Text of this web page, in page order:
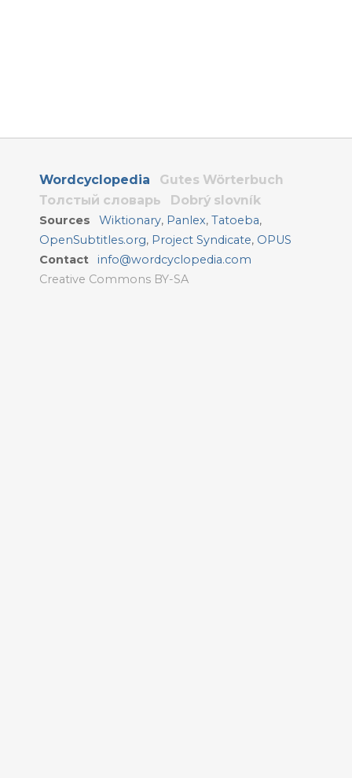
Wordcyclopedia
Gutes Wörterbuch
Толстый словарь
Dobrý slovník
Sources Wiktionary, Panlex,Tatoeba,
OpenSubtitles.org, Project Syndicate, OPUS
Contact
info@wordcyclopedia.com
Creative Commons BY-SA